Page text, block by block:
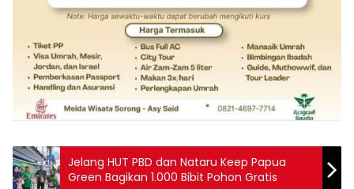
Jelang HUT PBD dan Nataru Keep Papua
Green Bagikan 1.000 Bibit Pohon Gratis